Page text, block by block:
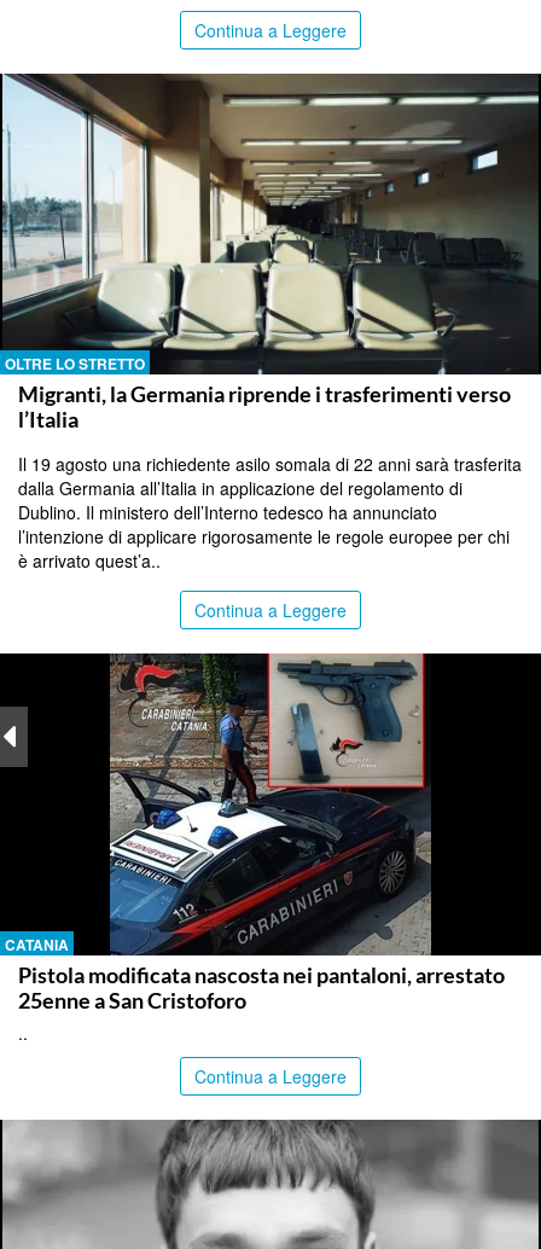
Continua a Leggere
OLTRE LO STRETTO
Migranti, la Germania riprende i trasferimenti verso
l’Italia
Il 19 agosto una richiedente asilo somala di 22 anni sarà trasferita
dalla Germania all’Italia in applicazione del regolamento di
Dublino. Il ministero dell’Interno tedesco ha annunciato
l’intenzione di applicare rigorosamente le regole europee per chi
è arrivato quest’a..
Continua a Leggere
CATANIA
Pistola modificata nascosta nei pantaloni, arrestato
25enne a San Cristoforo
..
Continua a Leggere